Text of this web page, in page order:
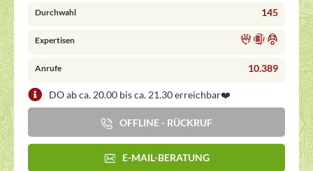
Durchwahl 145
Expertisen
Anrufe 10.389
DO ab ca. 20.00 bis ca. 21.30 erreichbar❤️
OFFLINE - RÜCKRUF
E-MAIL-BERATUNG